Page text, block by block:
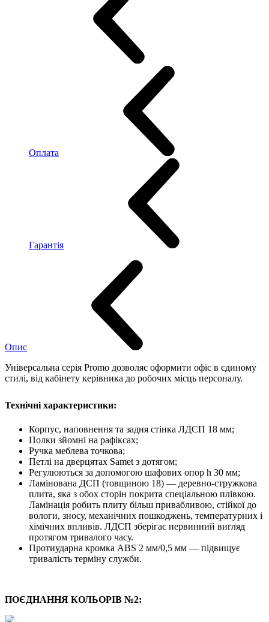
Оплата
Гарантія
Опис
Універсальна серія Promo дозволяє оформити офіс в єдиному
стилі, від кабінету керівника до робочих місць персоналу.
Технічні характеристики:
Корпус, наповнення та задня стінка ЛДСП 18 мм;
Полки зйомні на рафіксах;
Ручка меблева точкова;
Петлі на дверцятах Samet з дотягом;
Регулюються за допомогою шафових опор h 30 мм;
Ламінована ДСП (товщиною 18) — деревно-стружкова
плита, яка з обох сторін покрита спеціальною плівкою.
Ламінація робить плиту більш привабливою, стійкої до
вологи, зносу, механічних пошкоджень, температурних і
хімічних впливів. ЛДСП зберігає первинний вигляд
протягом тривалого часу.
Протиударна кромка ABS 2 мм/0,5 мм — підвищує
тривалість терміну служби.
ПОЄДНАННЯ КОЛЬОРІВ №2: